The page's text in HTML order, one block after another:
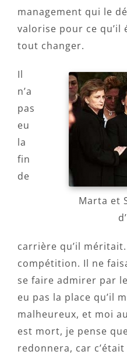
management qui le
valorise pour ce qu’il
tout changer.
Marta et
Il
n’a
pas
eu
la
fin
de
carrière qu’il
compétition. Il ne
se faire admirer par
eu pas la place qu’il
malheureux, et moi
est mort, je pense
redonnera, car